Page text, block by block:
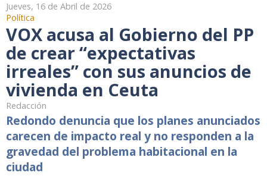
Jueves, 16 de Abril de 2026
Política
VOX acusa al Gobierno del PP
de crear “expectativas
irreales” con sus anuncios de
vivienda en Ceuta
Redacción
Redondo denuncia que los planes anunciados
carecen de impacto real y no responden a la
gravedad del problema habitacional en la
ciudad